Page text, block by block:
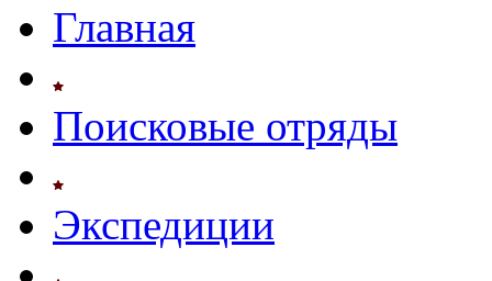
Главная
Поисковые отряды
Экспедиции